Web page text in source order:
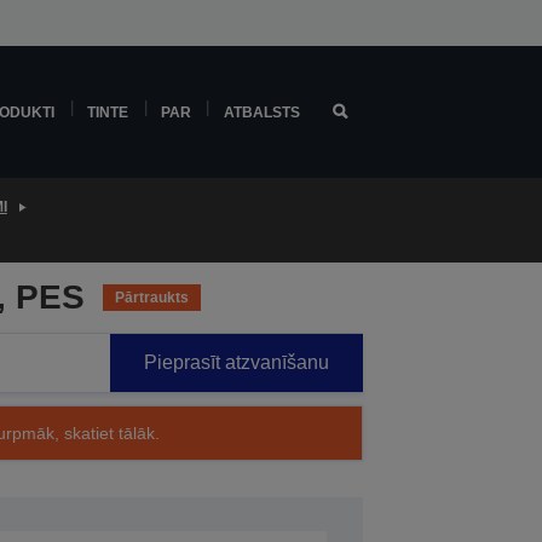
TINTE PAR ATBALSTS
PES Pārtraukts
Pieprasīt atzvanīšanu
skatiet tālāk.